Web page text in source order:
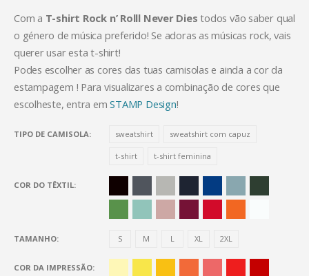
Com a T-shirt Rock n’ Rolll Never Dies todos vão saber qual
o género de música preferido! Se adoras as músicas rock, vais
querer usar esta t-shirt!
Podes escolher as cores das tuas camisolas e ainda a cor da
estampagem ! Para visualizares a combinação de cores que
escolheste, entra emSTAMP Design!
TIPO DE CAMISOLA sweatshirt sweatshirt com capuz
t-shirt t-shirt feminina
COR DO TÊXTIL
TAMANHO S M L XL 2XL
COR DA IMPRESSÃO